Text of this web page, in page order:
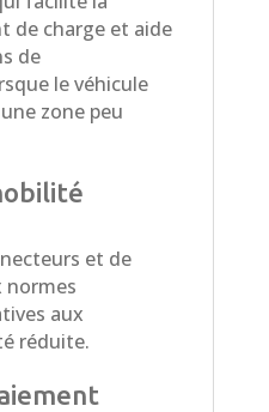
de charge et aide
de
le véhicule
zone peu
et de
normes
aux
réduite.